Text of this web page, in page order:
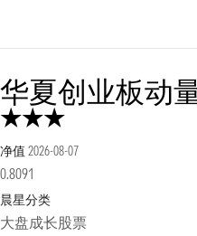
华夏创业板动
净值 2026-08-07
0.8091
晨星分类
大盘成长股票